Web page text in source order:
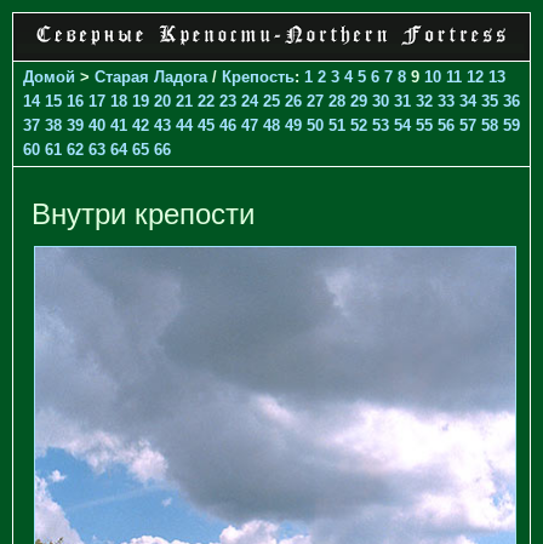
Домой > Старая Ладога / Крепость: 1 2 3 4 5 6 7 8 9 10 11 12 13
14 15 16 17 18 19 20 21 22 23 24 25 26 27 28 29 30 31 32 33 34 35 36
37 38 39 40 41 42 43 44 45 46 47 48 49 50 51 52 53 54 55 56 57 58 59
60 61 62 63 64 65 66
Внутри крепости